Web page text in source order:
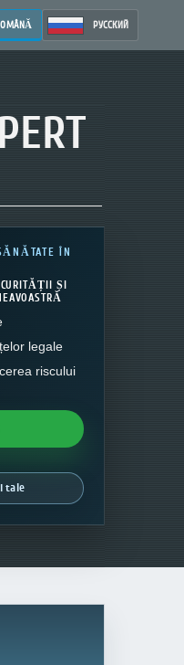
РУССКИЙ
ÎN
ȘI
legale
riscului
tale